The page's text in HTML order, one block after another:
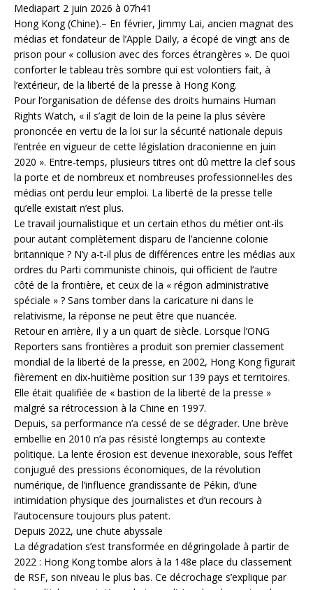
Mediapart 2 juin 2026 à 07h41
Hong Kong (Chine).– En février, Jimmy Lai, ancien magnat des
médias et fondateur de l’Apple Daily, a écopé de vingt ans de
prison pour « collusion avec des forces étrangères ». De quoi
conforter le tableau très sombre qui est volontiers fait, à
l’extérieur, de la liberté de la presse à Hong Kong.
Pour l’organisation de défense des droits humains Human
Rights Watch, « il s’agit de loin de la peine la plus sévère
prononcée en vertu de la loi sur la sécurité nationale depuis
l’entrée en vigueur de cette législation draconienne en juin
2020 ». Entre-temps, plusieurs titres ont dû mettre la clef sous
la porte et de nombreux et nombreuses professionnel·les des
médias ont perdu leur emploi. La liberté de la presse telle
qu’elle existait n’est plus.
Le travail journalistique et un certain ethos du métier ont-ils
pour autant complètement disparu de l’ancienne colonie
britannique ? N’y a-t-il plus de différences entre les médias aux
ordres du Parti communiste chinois, qui officient de l’autre
côté de la frontière, et ceux de la « région administrative
spéciale » ? Sans tomber dans la caricature ni dans le
relativisme, la réponse ne peut être que nuancée.
Retour en arrière, il y a un quart de siècle. Lorsque l’ONG
Reporters sans frontières a produit son premier classement
mondial de la liberté de la presse, en 2002, Hong Kong figurait
fièrement en dix-huitième position sur 139 pays et territoires.
Elle était qualifiée de « bastion de la liberté de la presse »
malgré sa rétrocession à la Chine en 1997.
Depuis, sa performance n’a cessé de se dégrader. Une brève
embellie en 2010 n’a pas résisté longtemps au contexte
politique. La lente érosion est devenue inexorable, sous l’effet
conjugué des pressions économiques, de la révolution
numérique, de l’influence grandissante de Pékin, d’une
intimidation physique des journalistes et d’un recours à
l’autocensure toujours plus patent.
Depuis 2022, une chute abyssale
La dégradation s’est transformée en dégringolade à partir de
2022 : Hong Kong tombe alors à la 148e place du classement
de RSF, son niveau le plus bas. Ce décrochage s’explique par